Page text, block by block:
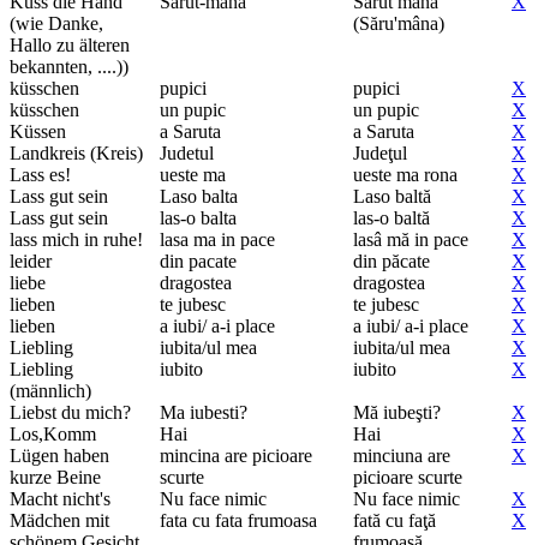
(wie Danke,
Hallo zu älteren
bekannten, ....))
(Săru'mâna)
küsschen pupici pupici
X
küsschen
un pupic un pupic
X
Küssen
a Saruta a Saruta
X
Landkreis (Kreis)
Judetul Judeţul
X
Lass es!
ueste ma ueste ma rona
X
Lass gut sein
Laso balta Laso baltă
X
Lass gut sein
las-o balta las-o baltă
X
lass mich in ruhe!
lasa ma in pace lasâ mă in pace
X
leider
din pacate din păcate
X
liebe
dragostea dragostea
X
lieben
te jubesc te jubesc
X
lieben
a iubi/ a-i place a iubi/ a-i place
X
Liebling
iubita/ul mea iubita/ul mea
X
Liebling
(männlich)
iubito iubito X
Liebst du mich? Ma iubesti? Mă iubeşti?
X
Los,Komm
Hai Hai
X
Lügen haben
kurze Beine
mincina are picioare
scurte
minciuna are
picioare scurte
X
Macht nicht's Nu face nimic Nu face nimic
X
Mädchen mit
fata cu fata frumoasa
fată cu faţă
X